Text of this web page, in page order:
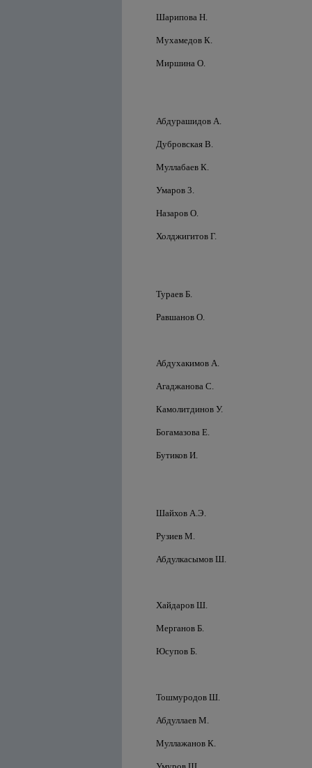
Шарипова Н.
Мухамедов К.
Миршина О.
Абдурашидов А.
Дубровская В.
Муллабаев К.
Умаров 3.
Назаров О.
Холджигитов Г.
Тураев Б.
Равшанов О.
Абдухакимов А.
Агаджанова С.
Камолитдинов У.
Богамазова Е.
Бутиков И.
Шайхов А.Э.
Рузиев М.
Абдулкасымов Ш.
Хайдаров Ш.
Мерганов Б.
Юсупов Б.
Тошмуродов Ш.
Абдуллаев М.
Муллажанов К.